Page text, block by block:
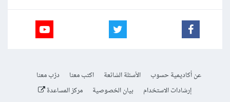
عن أكاديمية حسوب الأسئلة الشائعة اكتب معنا
درّب معنا
إرشادات الاستخدام
بيان الخصوصية مركز المساعدة